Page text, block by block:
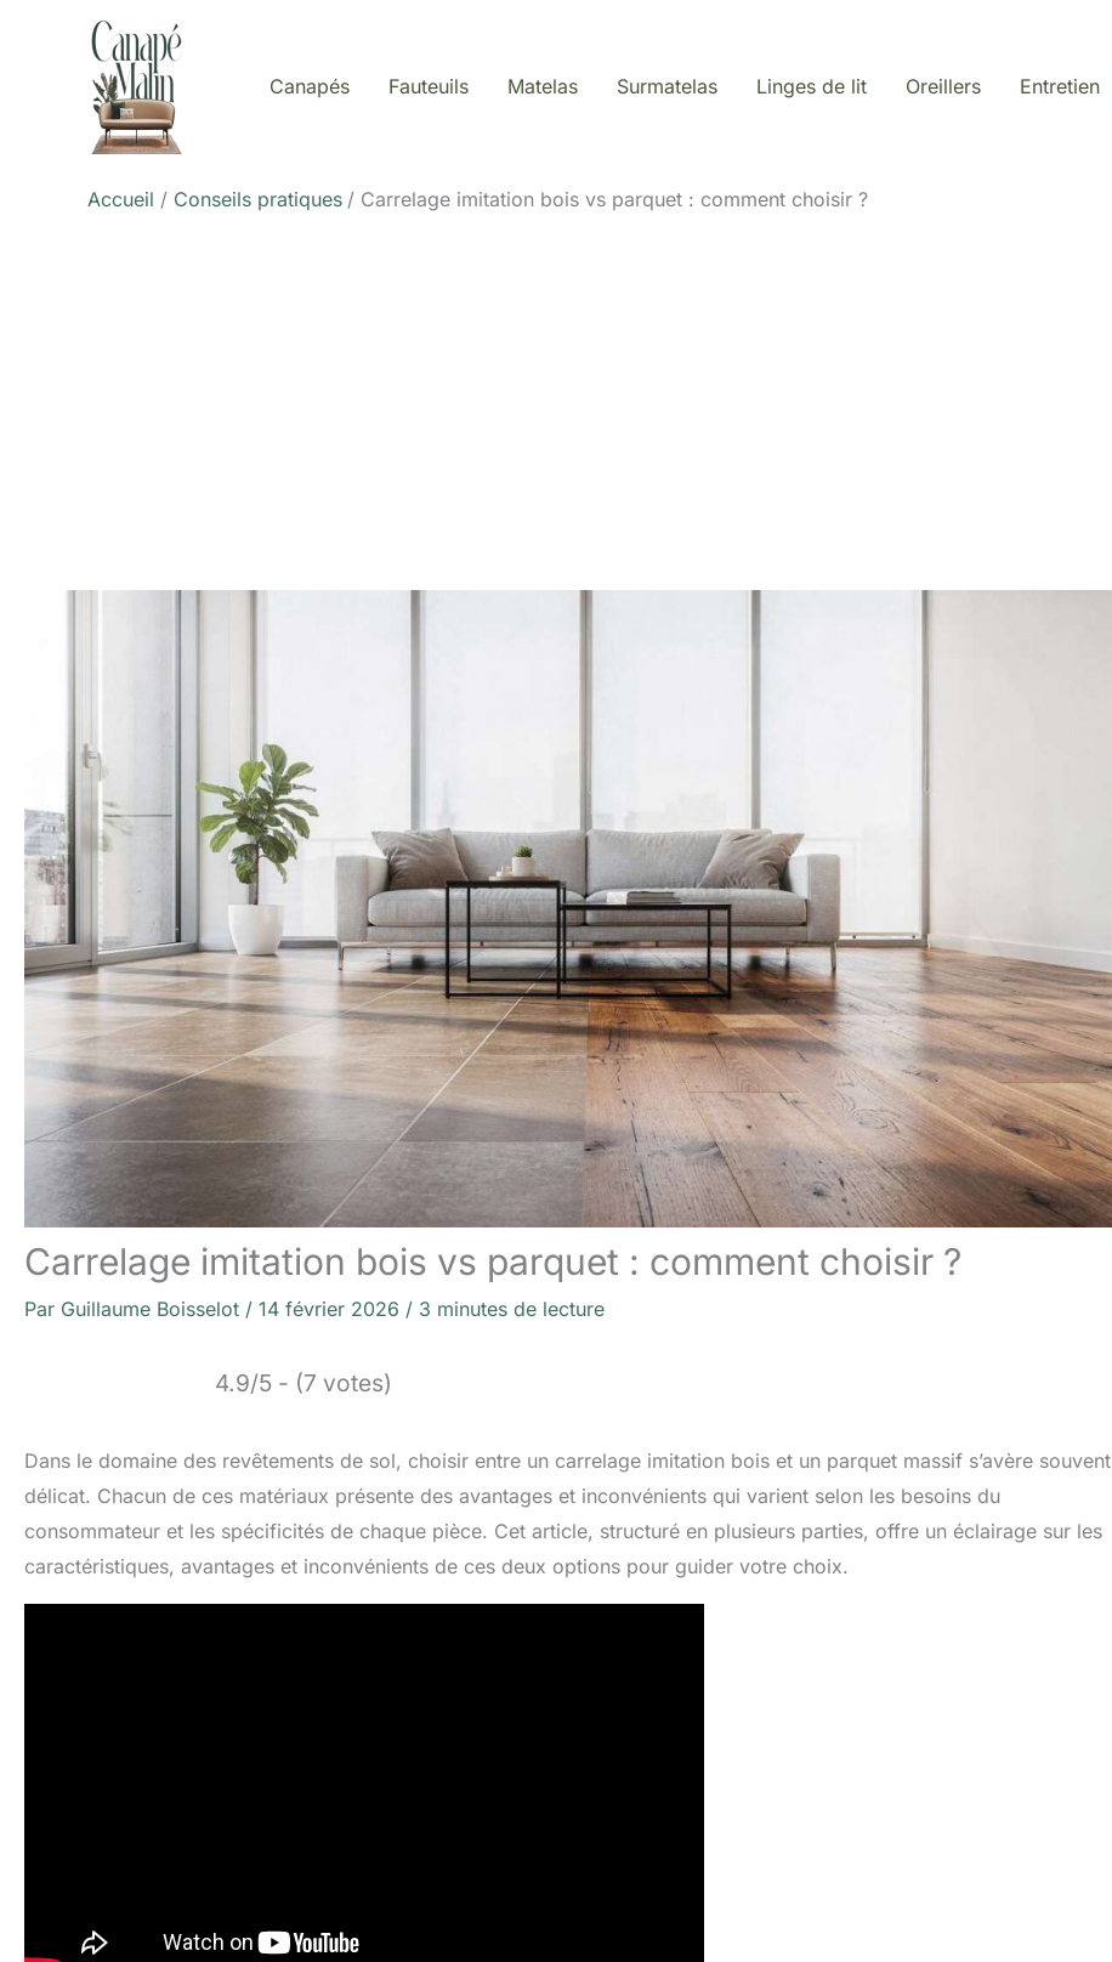
Canapés Fauteuils Matelas Surmatelas Linges de lit Oreillers Entretien
Accueil Conseils pratiques Carrelage imitation bois vs parquet : comment choisir ?
Carrelage imitation bois vs parquet : comment choisir ?
Par Guillaume Boisselot / 14 février 2026 / 3 minutes de lecture
4.9/5 - (7 votes)
Dans le domaine des revêtements de sol, choisir entre un carrelage imitation bois et un parquet massif s’avère souvent
délicat. Chacun de ces matériaux présente des avantages et inconvénients qui varient selon les besoins du
consommateur et les spécificités de chaque pièce. Cet article, structuré en plusieurs parties, offre un éclairage sur les
caractéristiques, avantages et inconvénients de ces deux options pour guider votre choix.